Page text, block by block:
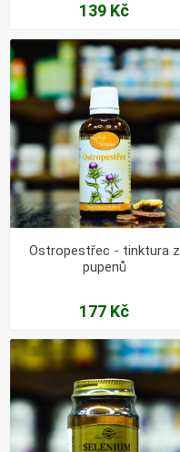
139 Kč
Ostropestřec - tinktura z
pupenů
177 Kč